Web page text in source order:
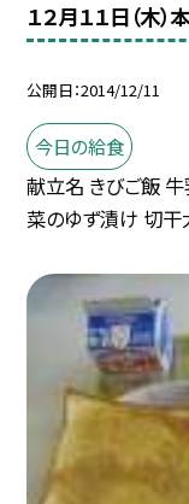
１２月１１日（木
公開日 2014/12/11
今日の給食
献立名 きびご飯
菜のゆず漬け 切干